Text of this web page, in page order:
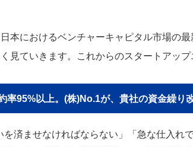
本におけるベンチャーキャピタル市場の
見ていきます。これからのスタートアッ
率95%以上。(株)No.1が、貴社の資金繰り
を済ませなければならない」「急な仕入れ